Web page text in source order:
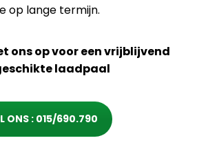
op lange termijn.
ons op voor een vrijblijvend
laadpaal
ONS : 015/690.790